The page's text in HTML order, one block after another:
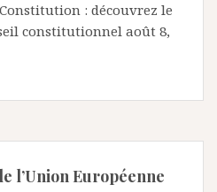
: découvrez le
constitutionnel août 8,
l’Union Européenne